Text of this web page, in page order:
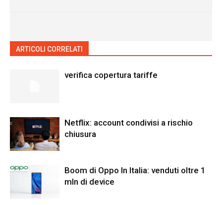
ARTICOLI CORRELATI
verifica copertura tariffe
Netflix: account condivisi a rischio
chiusura
Boom di Oppo In Italia: venduti oltre 1
mln di device